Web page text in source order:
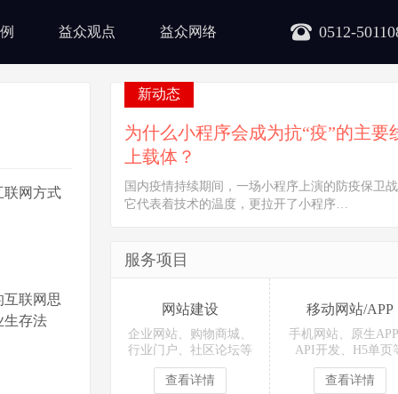
0512-
益众观点 益众网络
网方式
联网思
生存法
新动态
为什么小程序会成为抗“疫”的主要
上载体？
国内疫情持续期间，一场小程序上演的防疫保卫
它代表着技术的温度，更拉开了小程序…
服务项目
网站建设
企业网站、购物商城、
行业门户、社区论坛等
查看详情
移动网站/APP
手机网站、原生
API开发、H5单页
查看详情